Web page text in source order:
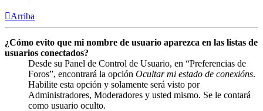
Arriba
¿Cómo evito que mi nombre de usuario aparezca en las listas de
usuarios conectados?
Desde su Panel de Control de Usuario, en “Preferencias de
Foros”, encontrará la opción Ocultar mi estado de conexións.
Habilite esta opción y solamente será visto por
Administradores, Moderadores y usted mismo. Se le contará
como usuario oculto.